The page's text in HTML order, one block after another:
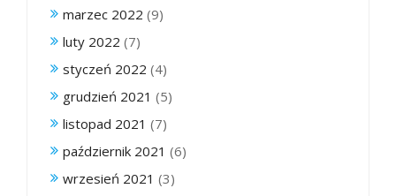
marzec 2022 (9)
luty 2022 (7)
styczeń 2022 (4)
grudzień 2021 (5)
listopad 2021 (7)
październik 2021 (6)
wrzesień 2021 (3)